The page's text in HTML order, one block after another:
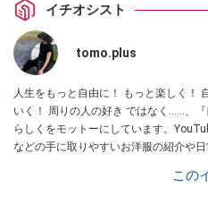
イチオシスト
tomo.plus
人生をもっと自由に！ もっと楽しく！
いく！ 周りの人の好き ではなく……、
らしくをモットーにしています。
などの手に取りやすいお洋服の紹介や
この